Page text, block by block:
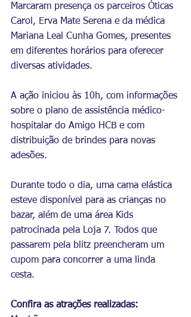
Marcaram presença os parceiros Óticas
Carol, Erva Mate Serena e da médica
Mariana Leal Cunha Gomes, presentes
em diferentes horários para oferecer
diversas atividades.
A ação iniciou às 10h, com informações
sobre o plano de assistência médico-
hospitalar do Amigo HCB e com
distribuição de brindes para novas
adesões.
Durante todo o dia, uma cama elástica
esteve disponível para as crianças no
bazar, além de uma área Kids
patrocinada pela Loja 7. Todos que
passarem pela blitz preencheram um
cupom para concorrer a uma linda
cesta.
Confira as atrações realizadas: